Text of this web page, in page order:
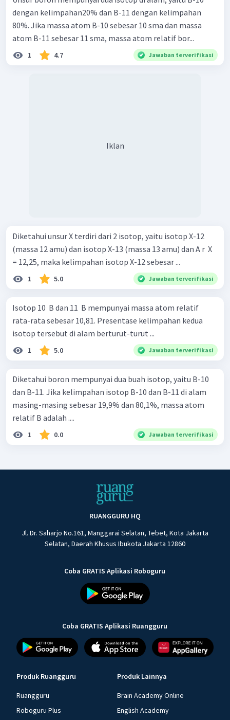
dengan kelimpahan20% dan B-11 dengan kelimpahan
80%. Jika massa atom B-10 sebesar 10 sma dan massa
atom B-11 sebesar 11 sma, massa atom relatif bor...
1 4.7 Jawaban terverifikasi
Iklan
Diketahui unsur X terdiri dari 2 isotop, yaitu isotop X-12
(massa 12 amu) dan isotop X-13 (massa 13 amu) dan A r ​ X
= 12,25, maka kelimpahan isotop X-12 sebesar ...
1 5.0 Jawaban terverifikasi
Isotop 10 ​ B dan 11 ​ B mempunyai massa atom relatif
rata-rata sebesar 10,81. Presentase kelimpahan kedua
isotop tersebut di alam berturut-turut ...
1 5.0 Jawaban terverifikasi
Diketahui boron mempunyai dua buah isotop, yaitu B-10
dan B-11. Jika kelimpahan isotop B-10 dan B-11 di alam
masing-masing sebesar 19,9% dan 80,1%, massa atom
relatif B adalah ....
1 0.0 Jawaban terverifikasi
RUANGGURU HQ
Jl. Dr. Saharjo No.161, Manggarai Selatan, Tebet, Kota Jakarta
Selatan, Daerah Khusus Ibukota Jakarta 12860
Coba GRATIS Aplikasi Roboguru
Coba GRATIS Aplikasi Ruangguru
Produk Ruangguru
Ruangguru
Roboguru Plus
Produk Lainnya
Brain Academy Online
English Academy